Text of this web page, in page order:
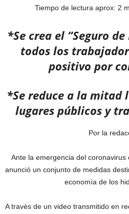
Tiempo de lectura aprox: 2
*Se crea el “Seguro
todos los
positivo por
*Se reduce a la mitad
lugares públicos y
Por la
Ante la emergencia del
anunció un conjunto de medidas
economía de los
A través de un video transmitido en